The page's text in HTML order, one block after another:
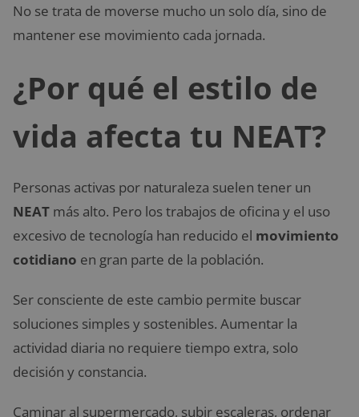
No se trata de moverse mucho un solo día, sino de
mantener ese movimiento cada jornada.
¿Por qué el estilo de
vida afecta tu NEAT?
Personas activas por naturaleza suelen tener un
NEAT más alto. Pero los trabajos de oficina y el uso
excesivo de tecnología han reducido el movimiento
cotidiano en gran parte de la población.
Ser consciente de este cambio permite buscar
soluciones simples y sostenibles. Aumentar la
actividad diaria no requiere tiempo extra, solo
decisión y constancia.
Caminar al supermercado, subir escaleras, ordenar